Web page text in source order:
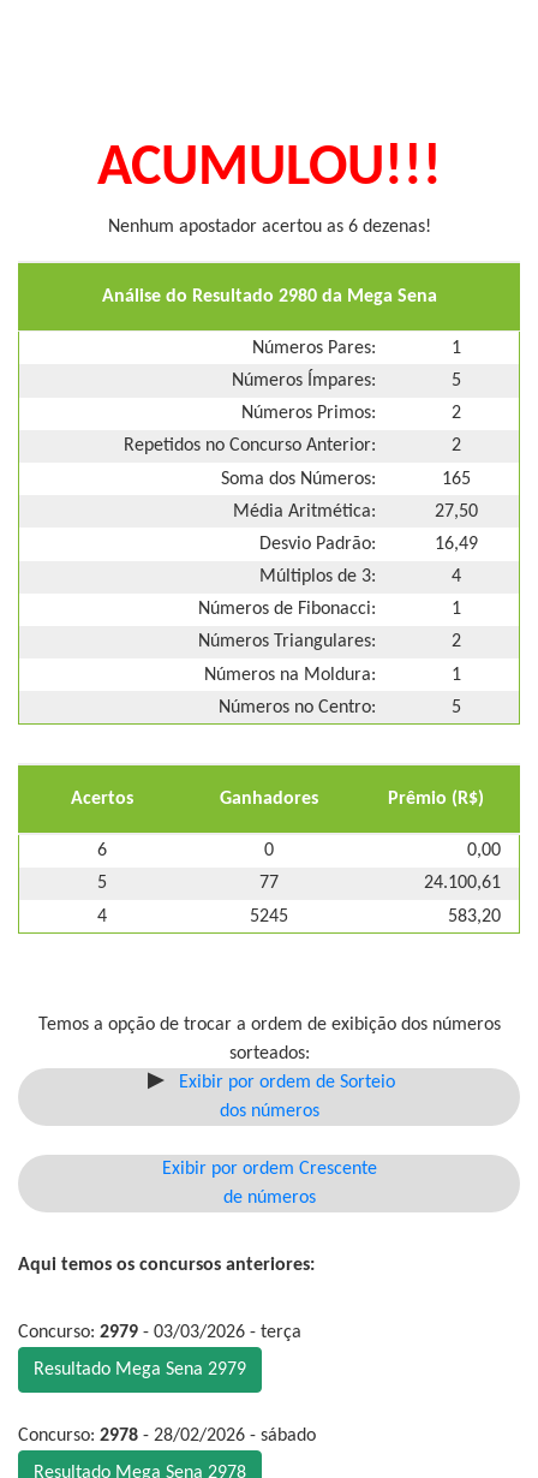
ACUMULOU!!!
Nenhum apostador acertou as 6 dezenas!
Análise do Resultado 2980 da Mega Sena
Números Pares:
1
Números Ímpares:
5
Números Primos:
2
Repetidos no Concurso Anterior:
2
Soma dos Números:
165
Média Aritmética:
27,50
Desvio Padrão:
16,49
Múltiplos de 3:
4
Números de Fibonacci:
1
Números Triangulares:
2
Números na Moldura:
1
Números no Centro:
5
Acertos Ganhadores Prêmio (R$)
6 0
0,00
5
77
24.100,61
4
5245 583,20
Temos a opção de trocar a ordem de exibição dos números
sorteados:
Exibir por ordem de Sorteio
dos números
Exibir por ordem Crescente
de números
Aqui temos os concursos anteriores:
Concurso: 2979 - 03/03/2026 - terça
Resultado Mega Sena 2979
Concurso: 2978 - 28/02/2026 - sábado
Resultado Mega Sena 2978